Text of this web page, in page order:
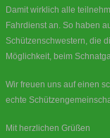
Damit wirklich alle
Fahrdienst an. So haben
Schützenschwestern, die
Möglichkeit, beim
Wir freuen uns auf einen
echte
Mit herzlichen Grüßen